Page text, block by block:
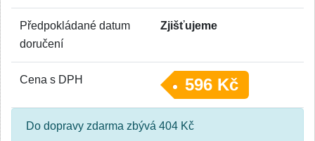
Předpokládané datum
doručení
Zjišťujeme
Cena s DPH 596 Kč
Do dopravy zdarma zbývá 404 Kč